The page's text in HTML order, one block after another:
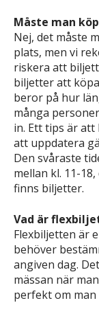
Måste man
Nej, det måste
plats, men vi
riskera att
biljetter att
beror på hur
många
in. Ett tips är att
att uppdatera
Den svåraste
mellan kl. 11-
finns biljetter.
Vad är
Flexbiljetten är
behöver
angiven dag.
mässan när
perfekt om